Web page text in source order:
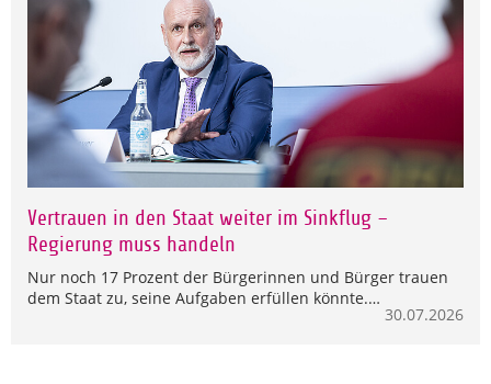
Vertrauen in den Staat weiter im Sinkflug –
Regierung muss handeln
Nur noch 17 Prozent der Bürgerinnen und Bürger trauen
dem Staat zu, seine Aufgaben erfüllen könnte.…
30.07.2026